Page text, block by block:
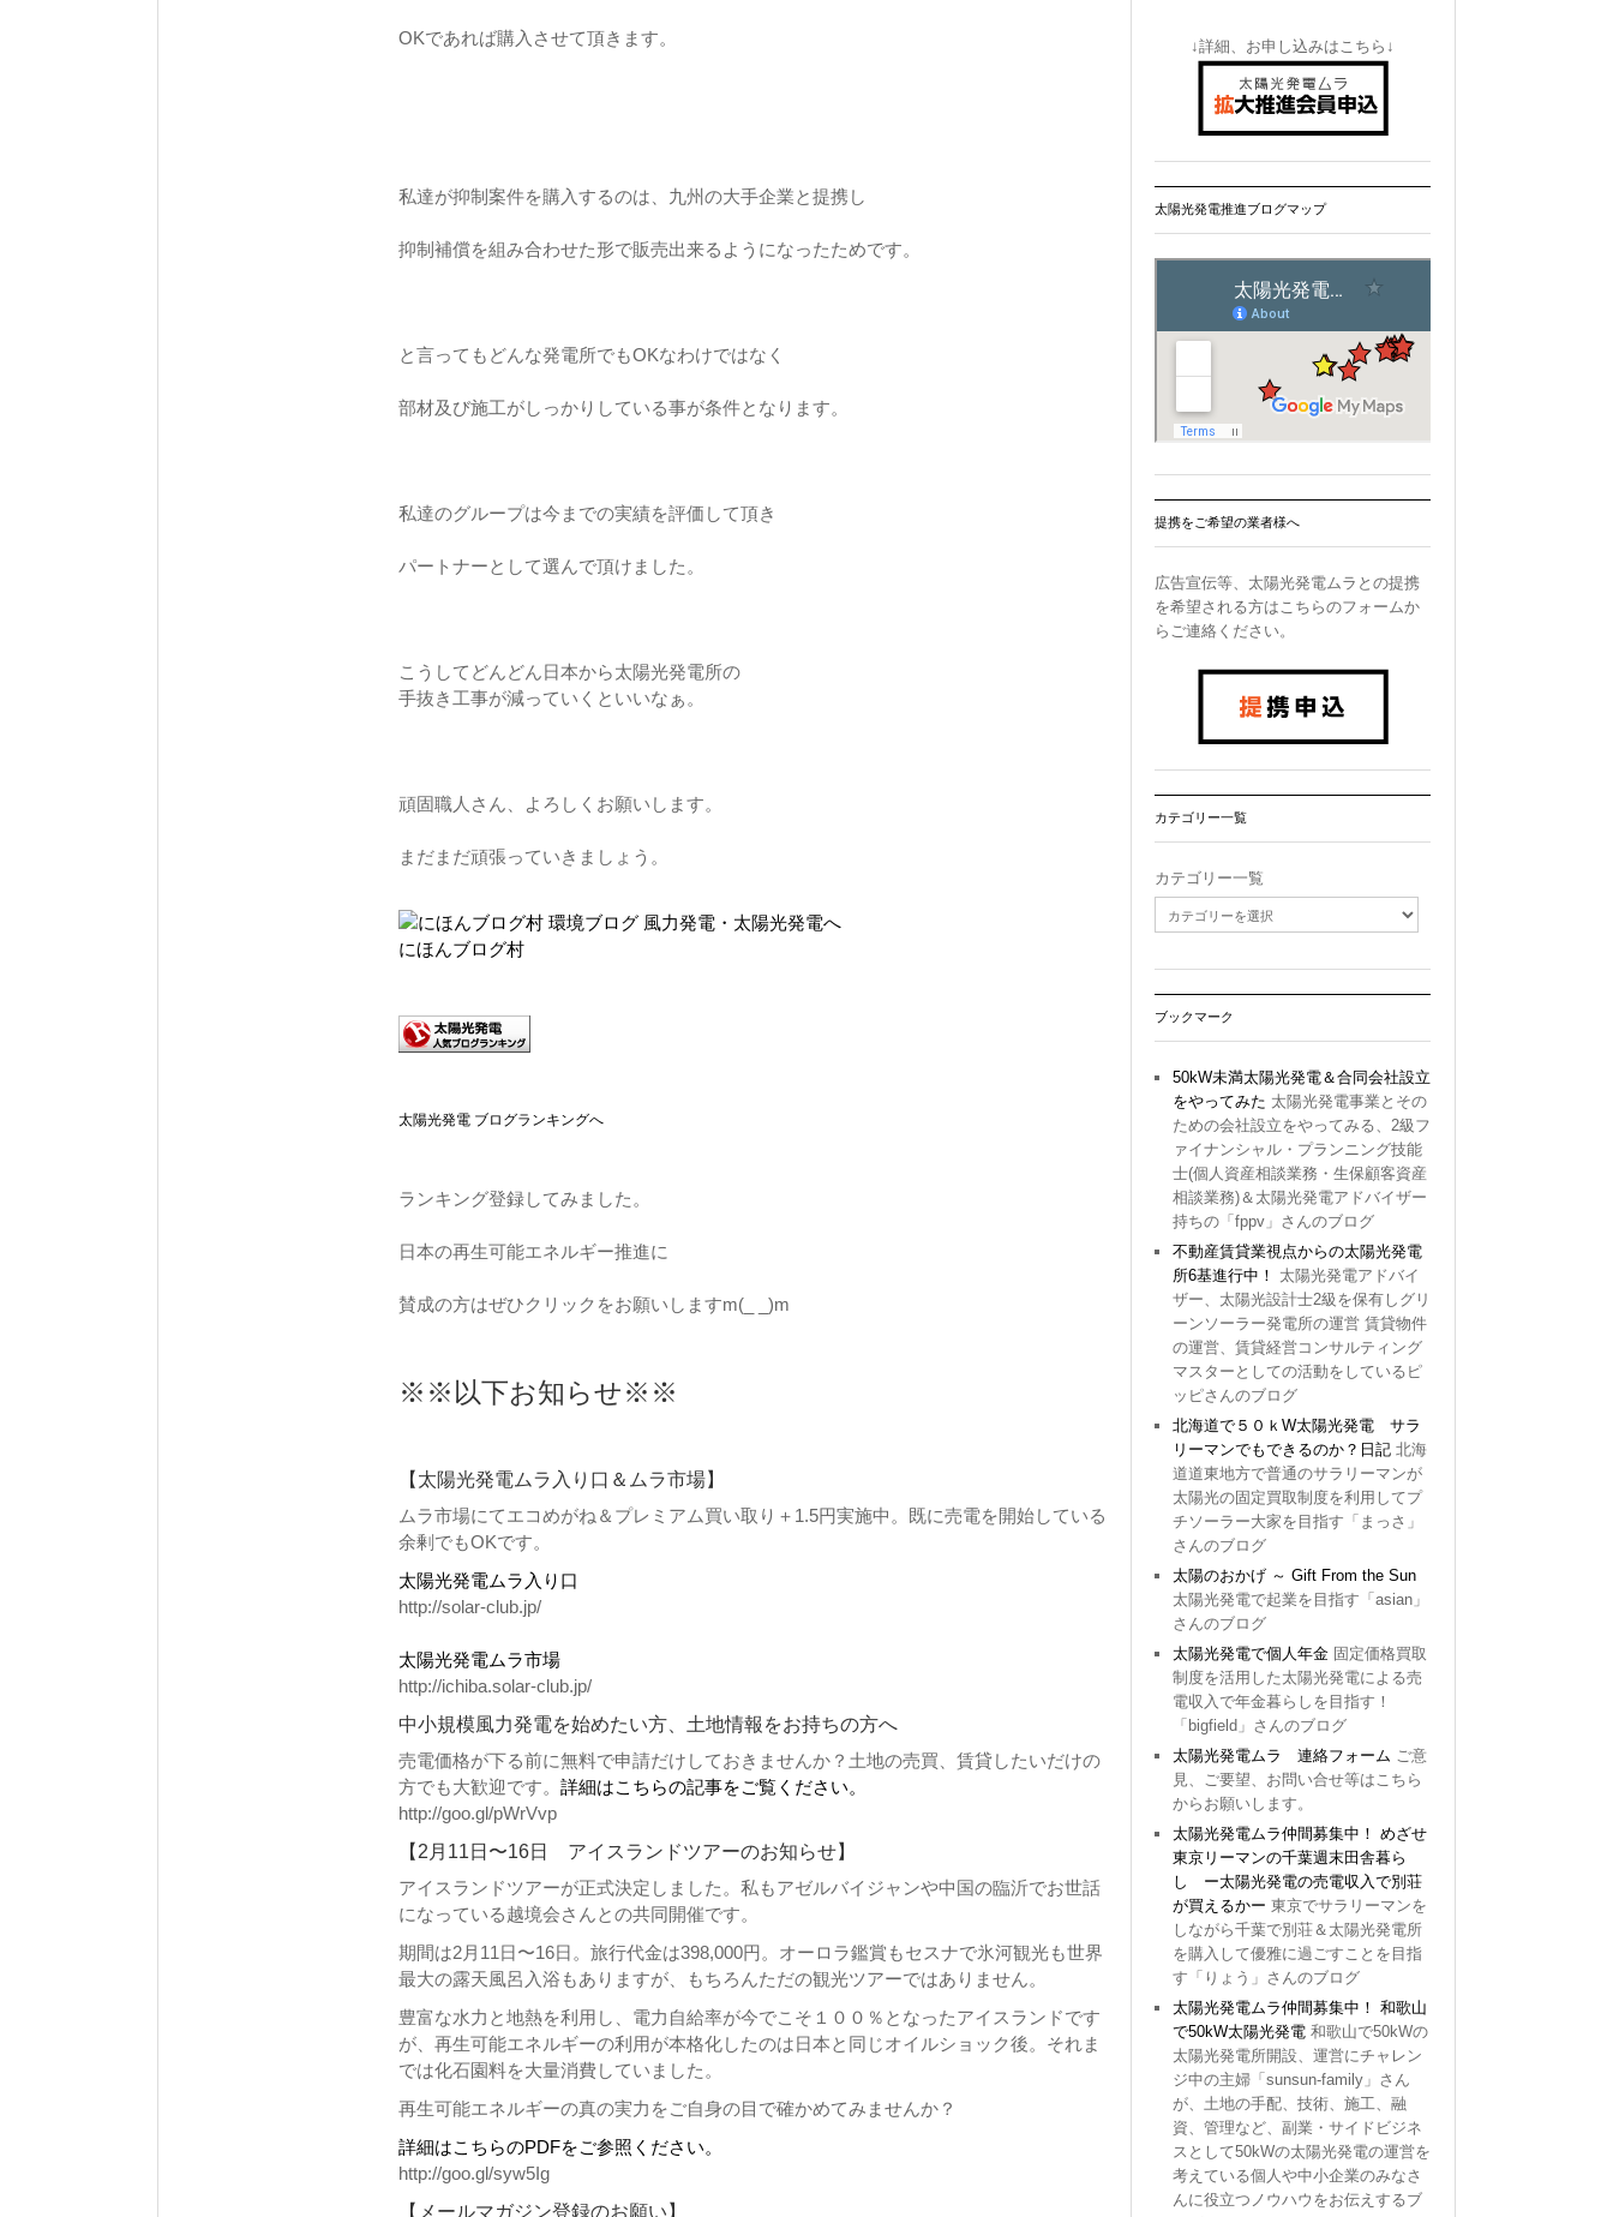
OKであれば購入させて頂きます。
私達が抑制案件を購入するのは、九州の大手企業と提携し
抑制補償を組み合わせた形で販売出来るようになったためです。
と言ってもどんな発電所でもOKなわけではなく
部材及び施工がしっかりしている事が条件となります。
私達のグループは今までの実績を評価して頂き
パートナーとして選んで頂けました。
こうしてどんどん日本から太陽光発電所の
手抜き工事が減っていくといいなぁ。
頑固職人さん、よろしくお願いします。
まだまだ頑張っていきましょう。
にほんブログ村
太陽光発電 ブログランキングへ
ランキング登録してみました。
日本の再生可能エネルギー推進に
賛成の方はぜひクリックをお願いしますm(_ _)m
※※以下お知らせ※※
【太陽光発電ムラ入り口＆ムラ市場】
ムラ市場にてエコめがね＆プレミアム買い取り＋1.5円実施中。既に売電を開始している
余剰でもOKです。
太陽光発電ムラ入り口
http://solar-club.jp/
太陽光発電ムラ市場
http://ichiba.solar-club.jp/
中小規模風力発電を始めたい方、土地情報をお持ちの方へ
売電価格が下る前に無料で申請だけしておきませんか？土地の売買、賃貸したいだけの
方でも大歓迎です。 詳細はこちらの記事をご覧ください。
http://goo.gl/pWrVvp
【2月11日〜16日 アイスランドツアーのお知らせ】
アイスランドツアーが正式決定しました。私もアゼルバイジャンや中国の臨沂でお世話
になっている越境会さんとの共同開催です。
期間は2月11日〜16日。旅行代金は398,000円。オーロラ鑑賞もセスナで氷河観光も世界
最大の露天風呂入浴もありますが、もちろんただの観光ツアーではありません。
豊富な水力と地熱を利用し、電力自給率が今でこそ１００％となったアイスランドです
が、再生可能エネルギーの利用が本格化したのは日本と同じオイルショック後。それま
では化石園料を大量消費していました。
再生可能エネルギーの真の実力をご自身の目で確かめてみませんか？
詳細はこちらのPDFをご参照ください。
http://goo.gl/syw5Ig
【メールマガジン登録のお願い】
↓詳細、お申し込みはこちら↓
太陽光発電推進ブログマップ
提携をご希望の業者様へ
広告宣伝等、太陽光発電ムラとの提携
を希望される方はこちらのフォームか
らご連絡ください。
カテゴリー一覧
カテゴリー一覧
ブックマーク
50kW未満太陽光発電＆合同会社設立
をやってみた 太陽光発電事業とその
ための会社設立をやってみる、2級フ
ァイナンシャル・プランニング技能
士(個人資産相談業務・生保顧客資産
相談業務)＆太陽光発電アドバイザー
持ちの「fppv」さんのブログ
不動産賃貸業視点からの太陽光発電
所6基進行中！
太陽光発電アドバイ
ザー、太陽光設計士2級を保有しグリ
ーンソーラー発電所の運営 賃貸物件
の運営、賃貸経営コンサルティング
マスターとしての活動をしているピ
ッピさんのブログ
北海道で５０ｋW太陽光発電 サラ
リーマンでもできるのか？日記 北海
道道東地方で普通のサラリーマンが
太陽光の固定買取制度を利用してプ
チソーラー大家を目指す「まっさ」
さんのブログ
太陽のおかげ ～ Gift From the Sun
太陽光発電で起業を目指す「asian」
さんのブログ
太陽光発電で個人年金 固定価格買取
制度を活用した太陽光発電による売
電収入で年金暮らしを目指す！
「bigfield」さんのブログ
太陽光発電ムラ 連絡フォーム ご意
見、ご要望、お問い合せ等はこちら
からお願いします。
太陽光発電ムラ仲間募集中！ めざせ
東京リーマンの千葉週末田舎暮ら
し ー太陽光発電の売電収入で別荘
が買えるかー 東京でサラリーマンを
しながら千葉で別荘＆太陽光発電所
を購入して優雅に過ごすことを目指
す「りょう」さんのブログ
太陽光発電ムラ仲間募集中！ 和歌山
で50kW太陽光発電 和歌山で50kWの
太陽光発電所開設、運営にチャレン
ジ中の主婦「sunsun-family」さん
が、土地の手配、技術、施工、融
資、管理など、副業・サイドビジネ
スとして50kWの太陽光発電の運営を
考えている個人や中小企業のみなさ
んに役立つノウハウをお伝えするブ